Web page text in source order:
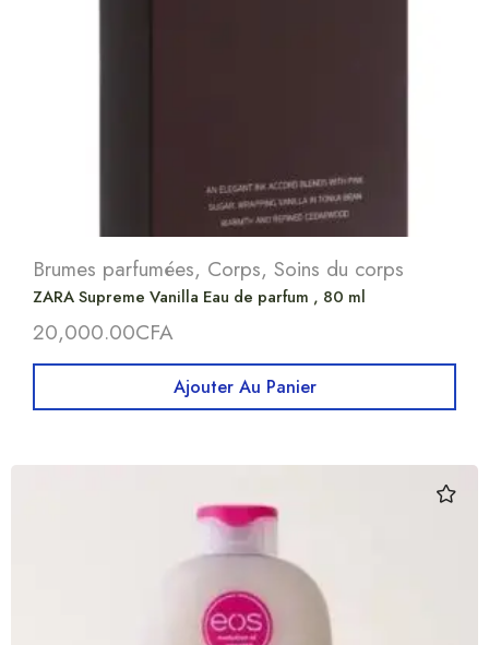
Brumes parfumées, Corps, Soins du corps
ZARA Supreme Vanilla Eau de parfum , 80 ml
20,000.00CFA
Ajouter Au Panier